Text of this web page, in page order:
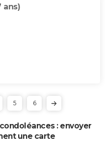
ans)
5 6
: envoyer
une carte